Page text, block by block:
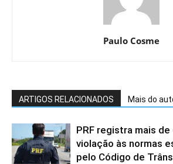
Paulo Cosme
ARTIGOS RELACIONADOS Mais do
PRF registra mais
violação às normas
pelo Código de